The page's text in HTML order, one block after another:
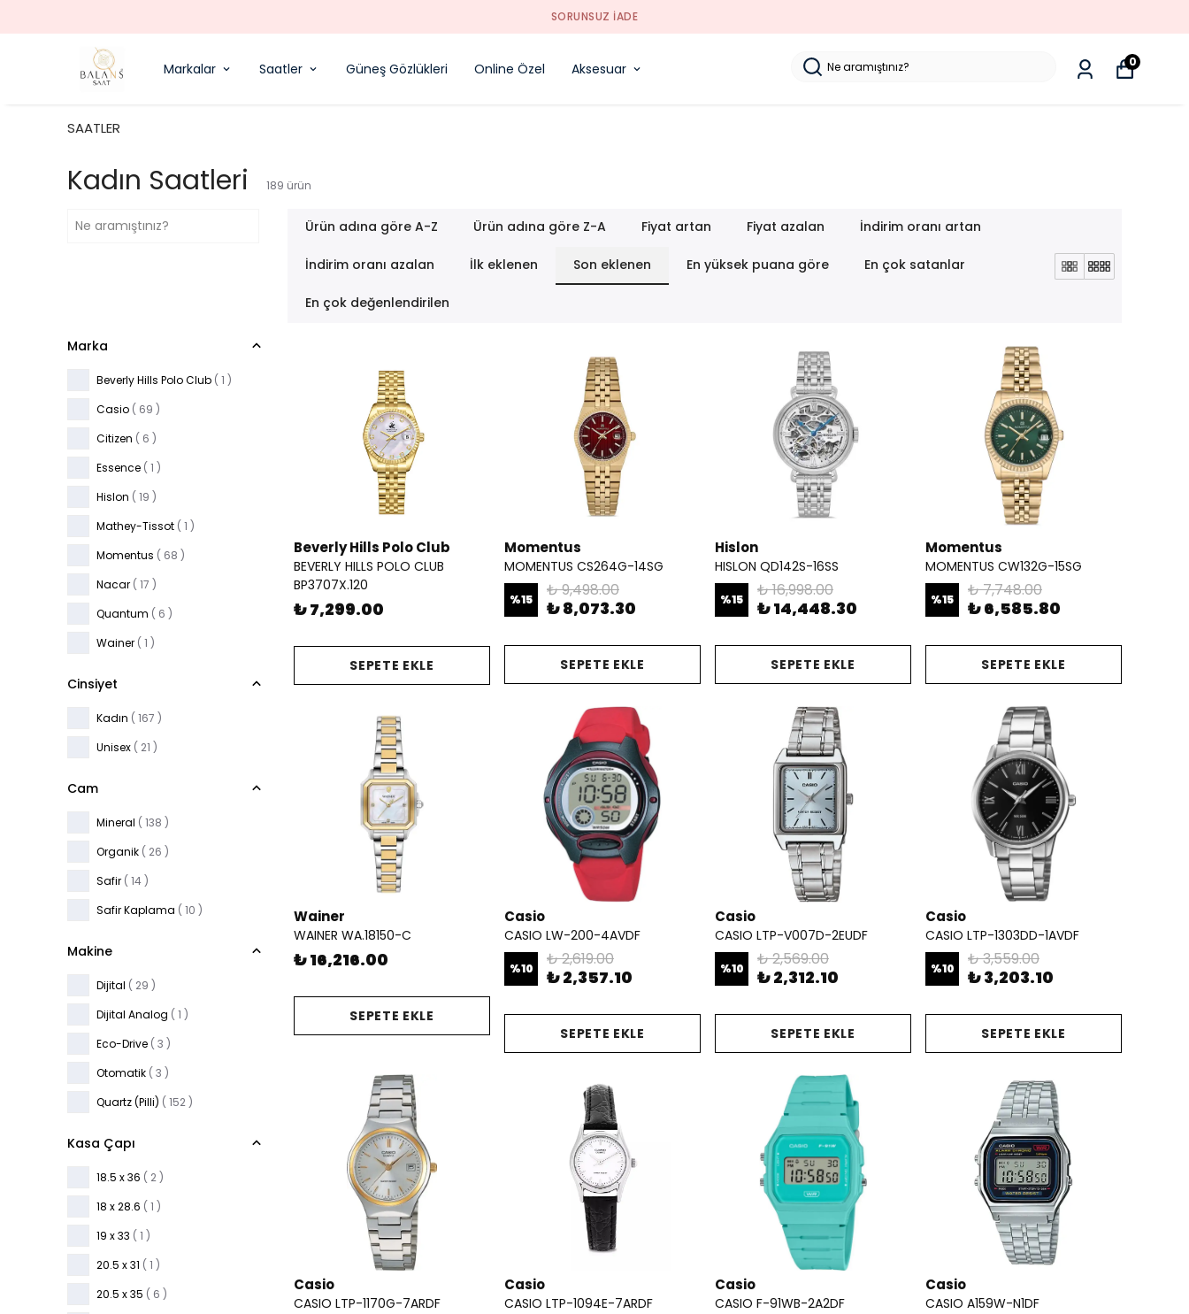
SORUNSUZ İADE
Markalar Saatler Güneş Gözlükleri Online Özel Aksesuar 0
SAATLER
Kadın Saatleri 189 ürün
Ürün adına göre A-Z Ürün adına göre Z-A Fiyat artan Fiyat azalan İndirim oranı artan
İndirim oranı azalan İlk eklenen Son eklenen En yüksek puana göre En çok satanlar
En çok değenlendirilen
Marka
Beverly Hills Polo Club ( 1 )
Casio ( 69 )
Citizen ( 6 )
Essence ( 1 )
Hislon ( 19 )
Mathey-Tissot ( 1 )
Momentus ( 68 )
Nacar ( 17 )
Quantum ( 6 )
Wainer ( 1 )
Cinsiyet
Kadın ( 167 )
Unisex ( 21 )
Cam
Mineral ( 138 )
Organik ( 26 )
Safir ( 14 )
Safir Kaplama ( 10 )
Makine
Dijital ( 29 )
Dijital Analog ( 1 )
Eco-Drive ( 3 )
Otomatik ( 3 )
Quartz (Pilli) ( 152 )
Kasa Çapı
18.5 x 36 ( 2 )
18 x 28.6 ( 1 )
19 x 33 ( 1 )
20.5 x 31 ( 1 )
20.5 x 35 ( 6 )
Beverly Hills Polo Club
BEVERLY HILLS POLO CLUB
BP3707X.120
₺ 7,299.00
SEPETE EKLE
Momentus
MOMENTUS CS264G-14SG
%15 ₺ 9,498.00
₺ 8,073.30
SEPETE EKLE
Hislon
HISLON QD142S-16SS
%15 ₺ 16,998.00
₺ 14,448.30
SEPETE EKLE
Momentus
MOMENTUS CW132G-15SG
%15 ₺ 7,748.00
₺ 6,585.80
SEPETE EKLE
Wainer
WAINER WA.18150-C
₺ 16,216.00
SEPETE EKLE
Casio
CASIO LW-200-4AVDF
%10 ₺ 2,619.00
₺ 2,357.10
SEPETE EKLE
Casio
CASIO LTP-V007D-2EUDF
%10 ₺ 2,569.00
₺ 2,312.10
SEPETE EKLE
Casio
CASIO LTP-1303DD-1AVDF
%10 ₺ 3,559.00
₺ 3,203.10
SEPETE EKLE
Casio
CASIO LTP-1170G-7ARDF
Casio
CASIO LTP-1094E-7ARDF
Casio
CASIO F-91WB-2A2DF
Casio
CASIO A159W-N1DF